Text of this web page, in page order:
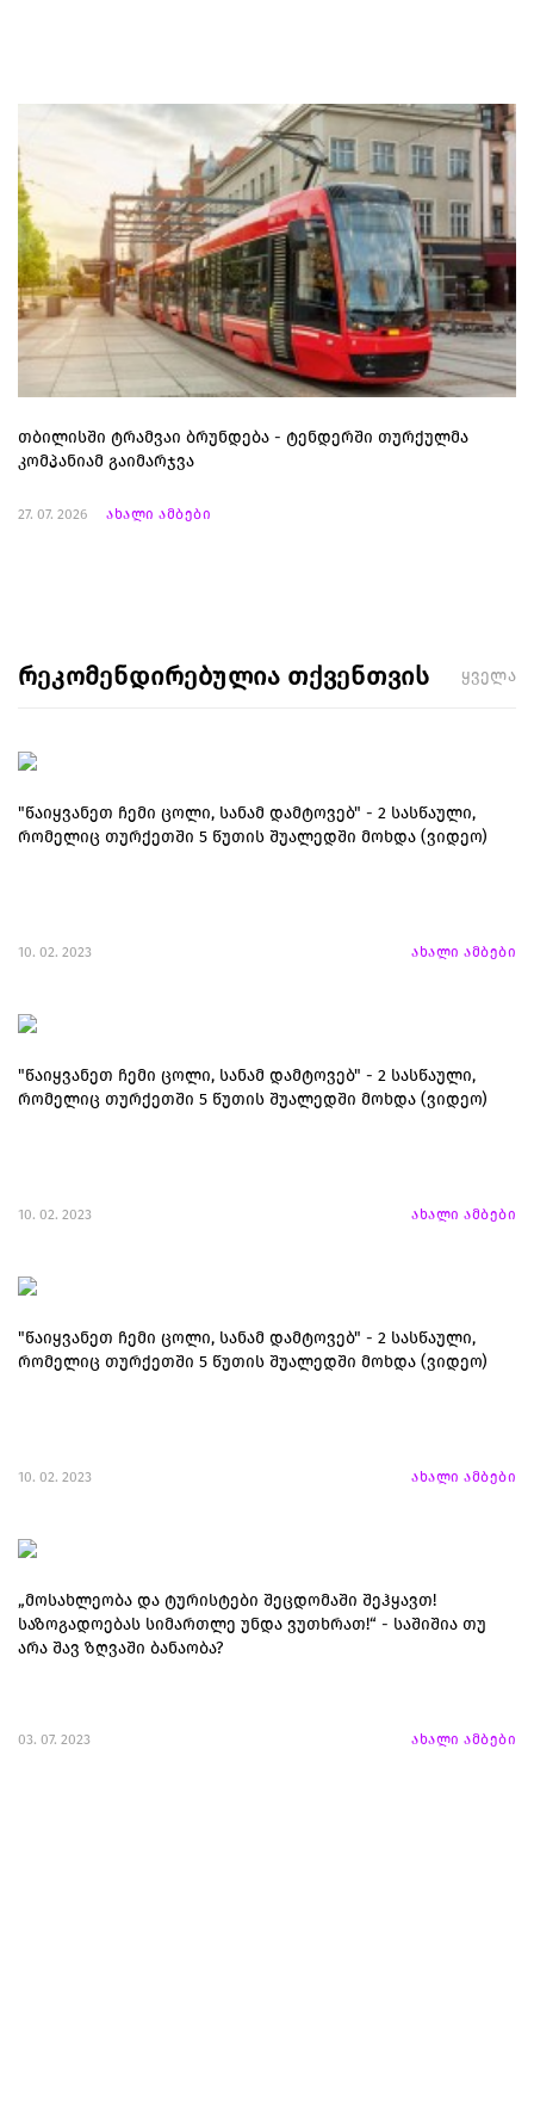
თბილისში ტრამვაი ბრუნდება - ტენდერში თურქულმა
კომპანიამ გაიმარჯვა
27. 07. 2026 ახალი ამბები
რეკომენდირებულია თქვენთვის ყველა
"წაიყვანეთ ჩემი ცოლი, სანამ დამტოვებ" - 2 სასწაული,
რომელიც თურქეთში 5 წუთის შუალედში მოხდა (ვიდეო)
10. 02. 2023 ახალი ამბები
"წაიყვანეთ ჩემი ცოლი, სანამ დამტოვებ" - 2 სასწაული,
რომელიც თურქეთში 5 წუთის შუალედში მოხდა (ვიდეო)
10. 02. 2023 ახალი ამბები
"წაიყვანეთ ჩემი ცოლი, სანამ დამტოვებ" - 2 სასწაული,
რომელიც თურქეთში 5 წუთის შუალედში მოხდა (ვიდეო)
10. 02. 2023 ახალი ამბები
„მოსახლეობა და ტურისტები შეცდომაში შეჰყავთ!
საზოგადოებას სიმართლე უნდა ვუთხრათ!“ - საშიშია თუ
არა შავ ზღვაში ბანაობა?
03. 07. 2023 ახალი ამბები